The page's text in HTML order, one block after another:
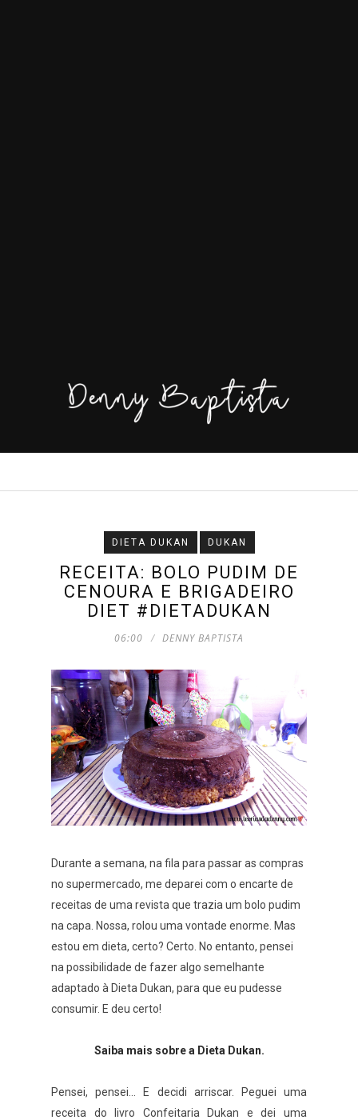
DIETA DUKAN DUKAN
RECEITA: BOLO PUDIM DE
CENOURA E BRIGADEIRO
DIET #DIETADUKAN
06:00 DENNY BAPTISTA
Durante a semana, na fila para passar as compras
no supermercado, me deparei com o encarte de
receitas de uma revista que trazia um bolo pudim
na capa. Nossa, rolou uma vontade enorme. Mas
estou em dieta, certo? Certo. No entanto, pensei
na possibilidade de fazer algo semelhante
adaptado à Dieta Dukan, para que eu pudesse
consumir. E deu certo!
Saiba mais sobre a Dieta Dukan.
Pensei, pensei... E decidi arriscar. Peguei uma
receita do livro Confeitaria Dukan e dei uma